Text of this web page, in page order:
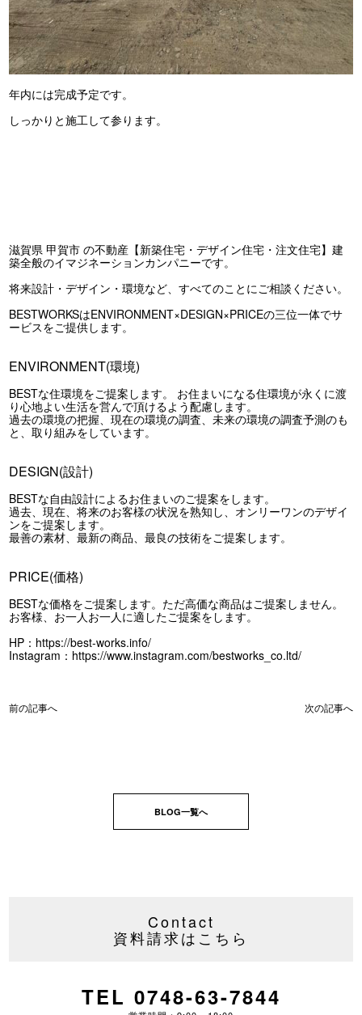
年内には完成予定です。
しっかりと施工して参ります。
滋賀県 甲賀市 の不動産【新築住宅・デザイン住宅・注文住宅】建
築全般のイマジネーションカンパニーです。
将来設計・デザイン・環境など、すべてのことにご相談ください。
BESTWORKSはENVIRONMENT×DESIGN×PRICEの三位一体でサ
ービスをご提供します。
ENVIRONMENT(環境)
BESTな住環境をご提案します。 お住まいになる住環境が永くに渡
り心地よい生活を営んで頂けるよう配慮します。
過去の環境の把握、現在の環境の調査、未来の環境の調査予測のも
と、取り組みをしています。
DESIGN(設計)
BESTな自由設計によるお住まいのご提案をします。
過去、現在、将来のお客様の状況を熟知し、オンリーワンのデザイ
ンをご提案します。
最善の素材、最新の商品、最良の技術をご提案します。
PRICE(価格)
BESTな価格をご提案します。ただ高価な商品はご提案しません。
お客様、お一人お一人に適したご提案をします。
HP： https://best-works.info/
Instagram： https://www.instagram.com/bestworks_co.ltd/
前の記事へ 次の記事へ
BLOG一覧へ
Contact
資料請求はこちら
TEL 0748-63-7844